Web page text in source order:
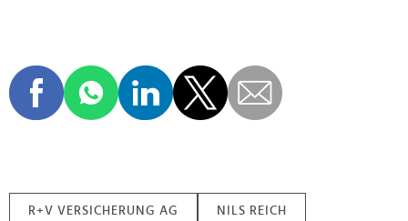
R+V VERSICHERUNG AG NILS REICH